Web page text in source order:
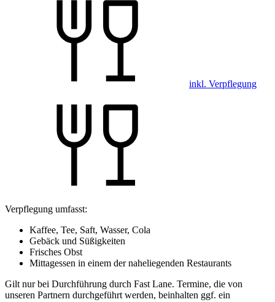
inkl. Verpflegung
Verpflegung umfasst:
Kaffee, Tee, Saft, Wasser, Cola
Gebäck und Süßigkeiten
Frisches Obst
Mittagessen in einem der naheliegenden Restaurants
Gilt nur bei Durchführung durch Fast Lane. Termine, die von
unseren Partnern durchgeführt werden, beinhalten ggf. ein